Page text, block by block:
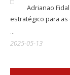
Adrianao
estratégico para
...
2025-05-13